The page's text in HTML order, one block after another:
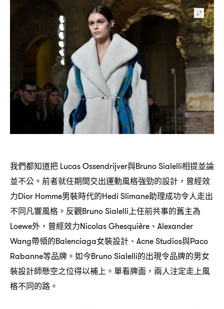
我們都知道把 Lucas Ossendrijver與Bruno Sialelli相提並論
並不公。前者就任期間交出運動風格強勁的設計 ， 曾經效
力Dior Homme男裝時代的Hedi Slimane助理成功令人走出
不同凡響風格。反觀Bruno Sialelli 上任前共事的舊主為
Loewe外 ， 曾經效力Nicolas Ghesquière 、 Alexander
Wang帶領的Balenciaga女裝設計、 Acne Studios與Paco
Rabanne等品牌。如今Bruno Sialelli的出現令品牌的男女
裝設計師懸空之位得以補上。單看牌面 ， 兩人注定走上風
格不同的路。